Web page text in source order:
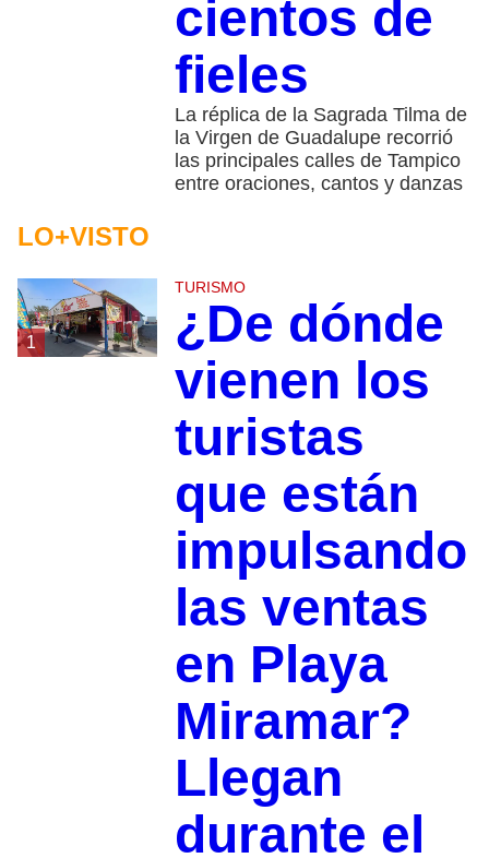
cientos de
fieles
La réplica de la Sagrada Tilma de
la Virgen de Guadalupe recorrió
las principales calles de Tampico
entre oraciones, cantos y danzas
LO+VISTO
1
TURISMO
¿De dónde
vienen los
turistas
que están
impulsando
las ventas
en Playa
Miramar?
Llegan
durante el